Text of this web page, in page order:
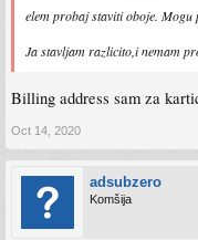
elem probaj staviti oboje.
Ja stavljam razlicito,i nemam
Billing address sam za
Oct 14, 2020
adsubzero
Komšija